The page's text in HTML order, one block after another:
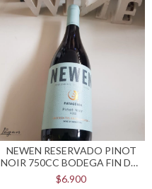
NEWEN RESERVADO PINOT
NOIR 750CC BODEGA FIN DEL
MUNDO
$6.900